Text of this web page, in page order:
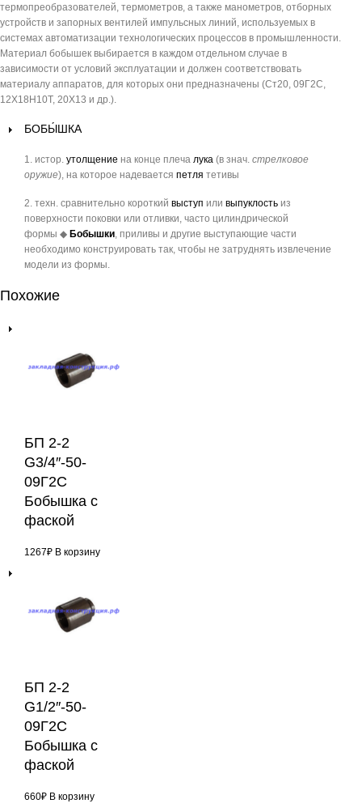
термопреобразователей, термометров, а также манометров, отборных
устройств и запорных вентилей импульсных линий, используемых в
системах автоматизации технологических процессов в промышленности.
Материал бобышек выбирается в каждом отдельном случае в
зависимости от условий эксплуатации и должен соответствовать
материалу аппаратов, для которых они предназначены (Ст20, 09Г2С,
12Х18Н10Т, 20X13 и др.).
БОБЫ́ШКА
1. истор. утолщение на конце плеча лука (в знач. стрелковое
оружие), на которое надевается петля тетивы
2. техн. сравнительно короткий выступ или выпуклость из
поверхности поковки или отливки, часто цилиндрической
формы ◆ Бобышки, приливы и другие выступающие части
необходимо конструировать так, чтобы не затруднять извлечение
модели из формы.
Похожие
БП 2-2
G3/4″-50-
09Г2С
Бобышка с
фаской
1267₽ В корзину
БП 2-2
G1/2″-50-
09Г2С
Бобышка с
фаской
660₽ В корзину